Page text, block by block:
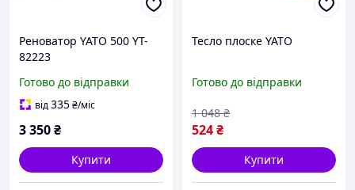
Реноватор YATO 500 YT-
82223
Готово до відправки
від335₴/міс
3 350₴
Купити
Тесло плоске YATO
Готово до відправки
524₴
1 048 ₴
Купити